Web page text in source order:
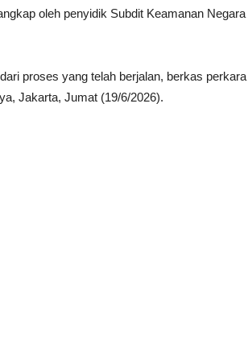
oleh penyidik Subdit Keamanan
proses yang telah berjalan, berkas
Jakarta, Jumat (19/6/2026).